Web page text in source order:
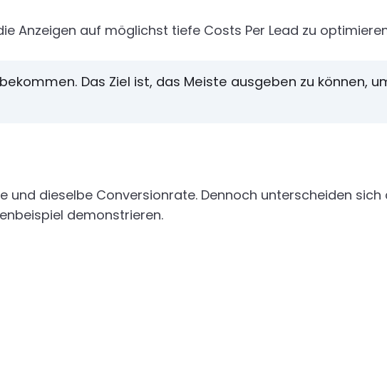
Anzeigen auf möglichst tiefe Costs Per Lead zu
Das Ziel ist, das Meiste ausgeben zu können,
dieselbe Conversionrate. Dennoch unterscheiden sich
demonstrieren.